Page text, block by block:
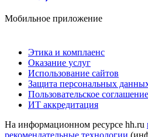
Мобильное приложение
Этика и комплаенс
Оказание услуг
Использование сайтов
Защита персональных
Пользовательское соглашение
ИТ аккредитация
На информационном ресурсе hh.ru
рекомендательные технологии